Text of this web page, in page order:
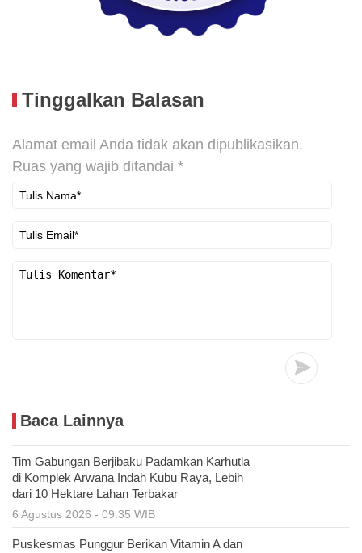
Tinggalkan Balasan
Alamat email Anda tidak akan dipublikasikan.
Ruas yang wajib ditandai *
Baca Lainnya
Tim Gabungan Berjibaku Padamkan Karhutla
di Komplek Arwana Indah Kubu Raya, Lebih
dari 10 Hektare Lahan Terbakar
6 Agustus 2026 - 09:35 WIB
Puskesmas Punggur Berikan Vitamin A dan